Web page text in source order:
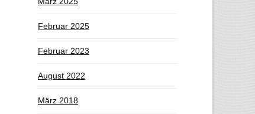
Februar 2025
Februar 2023
August 2022
März 2018